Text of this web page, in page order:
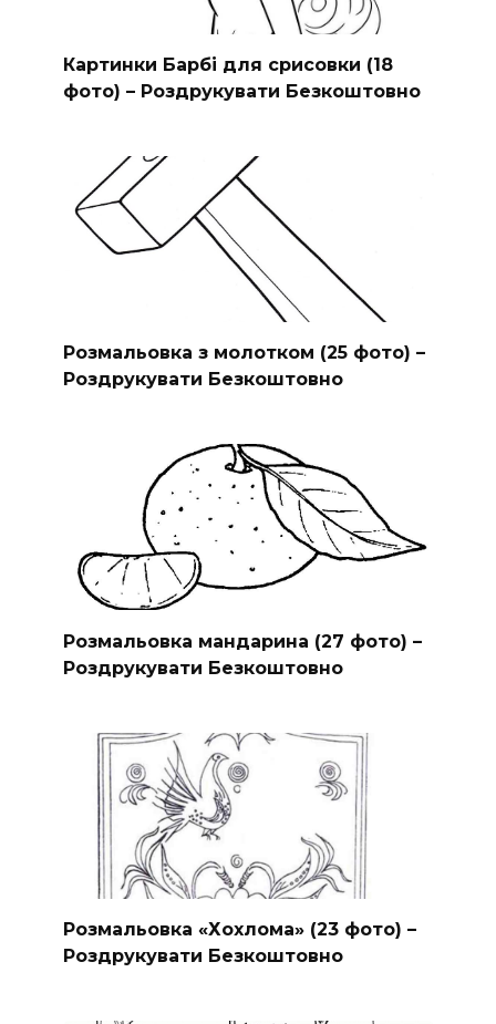
Картинки Барбі для срисовки (18
фото) – Роздрукувати Безкоштовно
Розмальовка з молотком (25 фото) –
Роздрукувати Безкоштовно
Розмальовка мандарина (27 фото) –
Роздрукувати Безкоштовно
Розмальовка «Хохлома» (23 фото) –
Роздрукувати Безкоштовно